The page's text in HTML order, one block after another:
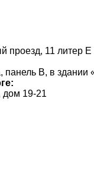
проезд, 11 литер Е
панель В, в
дом 19-21